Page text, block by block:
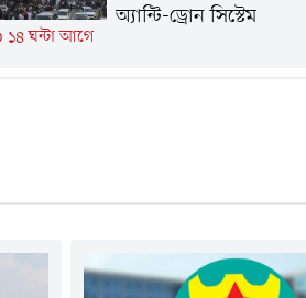
১৪ ঘন্টা আগে
অ্যান্টি-ড্রোন সিস্টেম